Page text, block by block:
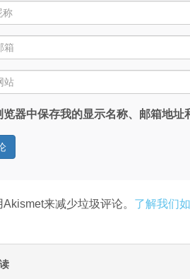
览器中保存我的显示名称、邮箱地址
来减少垃圾评论。 了解我们